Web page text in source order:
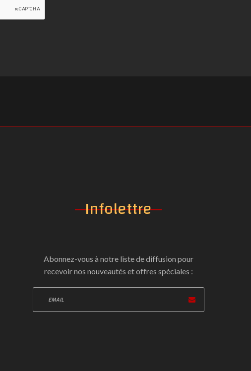
Infolettre
Abonnez-vous à notre liste de diffusion pour
recevoir nos nouveautés et offres spéciales :